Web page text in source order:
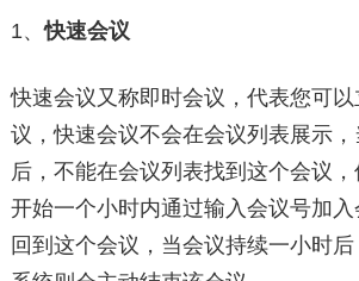
1、快速会议
快速会议又称即时会议，代表您可
议，快速会议不会在会议列表展示
后，不能在会议列表找到这个会议
开始一个小时内通过输入会议号加
回到这个会议，当会议持续一小时